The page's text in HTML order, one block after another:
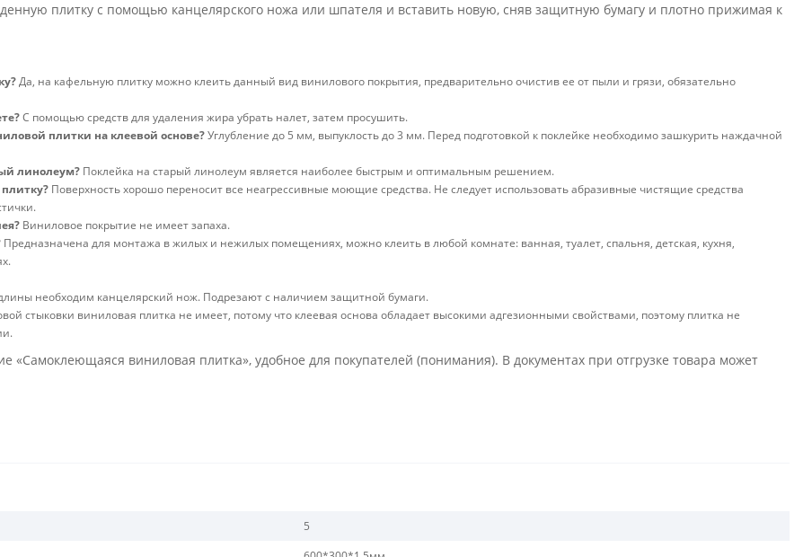
плитку с помощью канцелярского ножа или шпателя и вставить новую, сняв защитную бумагу и плотно прижимая к
Да, на кафельную плитку можно клеить данный вид винилового покрытия, предварительно очистив ее от пыли и грязи, обязательно
С помощью средств для удаления жира убрать налет, затем просушить.
плитки на клеевой основе?Углубление до 5 мм, выпуклость до 3 мм. Перед подготовкой к поклейке необходимо зашкурить наждачной
линолеум? Поклейка на старый линолеум является наиболее быстрым и оптимальным решением.
Поверхность хорошо переносит все неагрессивные моющие средства. Не следует использовать абразивные чистящие средства
Виниловое покрытие не имеет запаха.
Предназначена для монтажа в жилых и нежилых помещениях, можно клеить в любой комнате: ванная, туалет, спальня, детская, кухня,
необходим канцелярский нож. Подрезают с наличием защитной бумаги.
стыковки виниловая плитка не имеет, потому что клеевая основа обладает высокими адгезионными свойствами, поэтому плитка не
виниловая плитка», удобное для покупателей (понимания). В документах при отгрузке товара может
5